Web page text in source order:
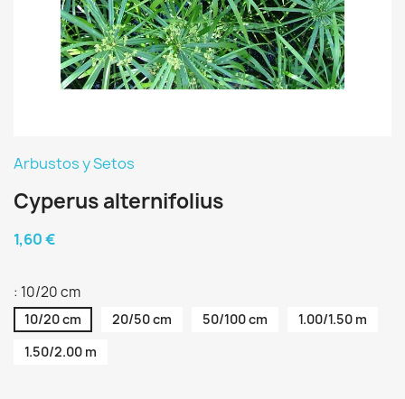
Arbustos y Setos
Cyperus alternifolius
1,60 €
: 10/20 cm
10/20 cm 20/50 cm 50/100 cm
1.00/1.50 m
1.50/2.00 m